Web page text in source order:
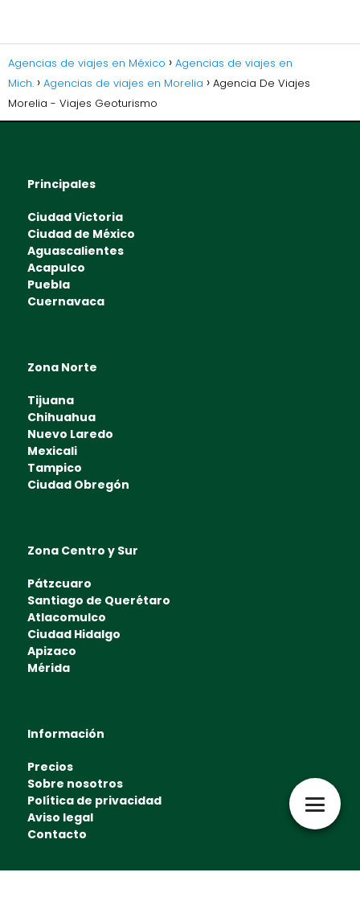
Agencias de viajes en México
Agencias de viajes en
Mich.
Agencias de viajes en Morelia
Agencia De Viajes
Morelia - Viajes Geoturismo
Principales
Ciudad Victoria
Ciudad de México
Aguascalientes
Acapulco
Puebla
Cuernavaca
Zona Norte
Tijuana
Chihuahua
Nuevo Laredo
Mexicali
Tampico
Ciudad Obregón
Zona Centro y Sur
Pátzcuaro
Santiago de Querétaro
Atlacomulco
Ciudad Hidalgo
Apizaco
Mérida
Información
Precios
Sobre nosotros
Política de privacidad
Aviso legal
Contacto